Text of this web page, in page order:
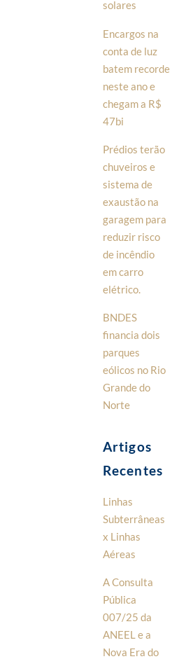
solares
Encargos na
conta de luz
batem recorde
neste ano e
chegam a R$
47bi
Prédios terão
chuveiros e
sistema de
exaustão na
garagem para
reduzir risco
de incêndio
em carro
elétrico.
BNDES
financia dois
parques
eólicos no Rio
Grande do
Norte
Artigos
Recentes
Linhas
Subterrâneas
x Linhas
Aéreas
A Consulta
Pública
007/25 da
ANEEL e a
Nova Era do